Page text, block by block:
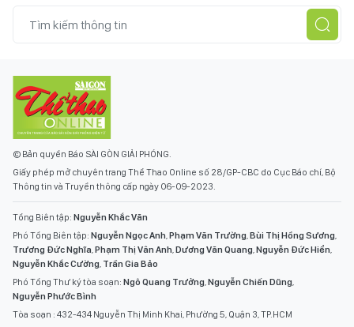
© Bản quyền Báo SÀI GÒN GIẢI PHÓNG.
Giấy phép mở chuyên trang Thể Thao Online số 28/GP-CBC do Cục Báo chí, Bộ
Thông tin và Truyền thông cấp ngày 06-09-2023.
Tổng Biên tập: Nguyễn Khắc Văn
Phó Tổng Biên tập: Nguyễn Ngọc Anh,Phạm Văn Trường,Bùi Thị Hồng Sương,
Trương Đức Nghĩa,Phạm Thị Vân Anh,Dương Văn Quang,Nguyễn Đức Hiển,
Nguyễn Khắc Cường, Trần Gia Bảo
Phó Tổng Thư ký tòa soạn: Ngô Quang Trưởng,Nguyễn Chiến Dũng,
Nguyễn Phước Bình
Tòa soạn : 432-434 Nguyễn Thị Minh Khai, Phường 5, Quận 3, TP.HCM